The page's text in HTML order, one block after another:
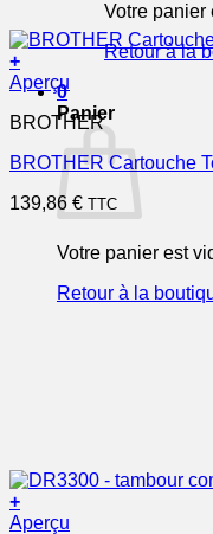
Votre panier
Retour à la
0
Panier
Votre panier est
Retour à la
+
Aperçu
BROTHER
BROTHER Cartouche
139,86 € TTC
+
Aperçu